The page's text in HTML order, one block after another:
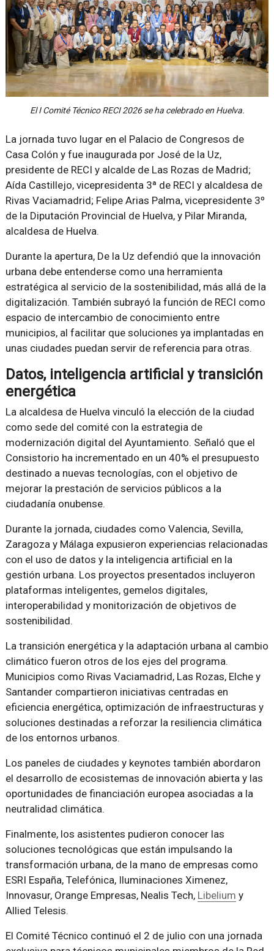
El I Comité Técnico RECI 2026 se ha celebrado en Huelva.
La jornada tuvo lugar en el Palacio de Congresos de
Casa Colón y fue inaugurada por José de la Uz,
presidente de RECI y alcalde de Las Rozas de Madrid;
Aída Castillejo, vicepresidenta 3ª de RECI y alcaldesa de
Rivas Vaciamadrid; Felipe Arias Palma, vicepresidente 3º
de la Diputación Provincial de Huelva, y Pilar Miranda,
alcaldesa de Huelva.
Durante la apertura, De la Uz defendió que la innovación
urbana debe entenderse como una herramienta
estratégica al servicio de la sostenibilidad, más allá de la
digitalización. También subrayó la función de RECI como
espacio de intercambio de conocimiento entre
municipios, al facilitar que soluciones ya implantadas en
unas ciudades puedan servir de referencia para otras.
Datos, inteligencia artificial y transición
energética
La alcaldesa de Huelva vinculó la elección de la ciudad
como sede del comité con la estrategia de
modernización digital del Ayuntamiento. Señaló que el
Consistorio ha incrementado en un 40% el presupuesto
destinado a nuevas tecnologías, con el objetivo de
mejorar la prestación de servicios públicos a la
ciudadanía onubense.
Durante la jornada, ciudades como Valencia, Sevilla,
Zaragoza y Málaga expusieron experiencias relacionadas
con el uso de datos y la inteligencia artificial en la
gestión urbana. Los proyectos presentados incluyeron
plataformas inteligentes, gemelos digitales,
interoperabilidad y monitorización de objetivos de
sostenibilidad.
La transición energética y la adaptación urbana al cambio
climático fueron otros de los ejes del programa.
Municipios como Rivas Vaciamadrid, Las Rozas, Elche y
Santander compartieron iniciativas centradas en
eficiencia energética, optimización de infraestructuras y
soluciones destinadas a reforzar la resiliencia climática
de los entornos urbanos.
Los paneles de ciudades y keynotes también abordaron
el desarrollo de ecosistemas de innovación abierta y las
oportunidades de financiación europea asociadas a la
neutralidad climática.
Finalmente, los asistentes pudieron conocer las
soluciones tecnológicas que están impulsando la
transformación urbana, de la mano de empresas como
ESRI España, Telefónica, Iluminaciones Ximenez,
Innovasur, Orange Empresas, Nealis Tech, Libelium y
Allied Telesis.
El Comité Técnico continuó el 2 de julio con una jornada